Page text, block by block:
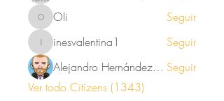
Oli Oli Seguir
inesvalentina1
inesvalentina1
Seguir
Alejandro Hernández Renner Seguir
Ver todo Citizens (1343)